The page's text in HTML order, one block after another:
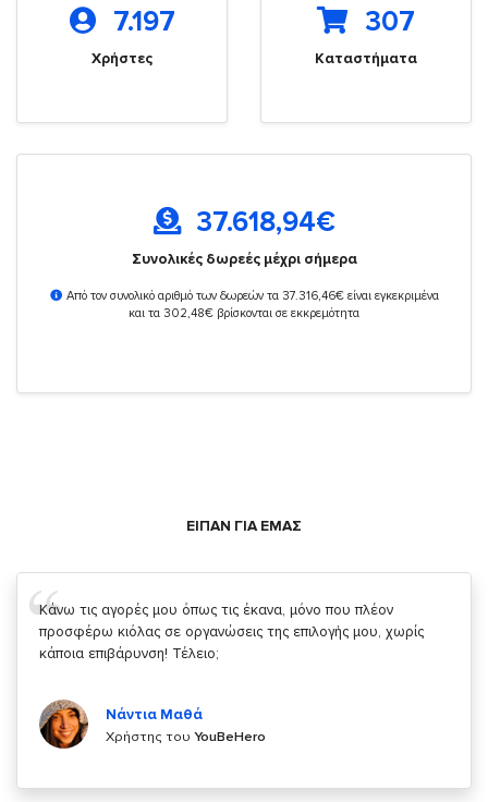
7.197
Χρήστες
307
Καταστήματα
37.618,94€
Συνολικές δωρεές μέχρι σήμερα
Από τον συνολικό αριθμό των δωρεών τα 37.316,46€ είναι εγκεκριμένα
και τα 302,48€ βρίσκονται σε εκκρεμότητα
ΕΙΠΑΝ ΓΙΑ ΕΜΑΣ
Σας ευχαριστώ που μας δίνετε την δυνατότητα να κάνουμε
κάτι!
Χρήστης τουYouBeHero